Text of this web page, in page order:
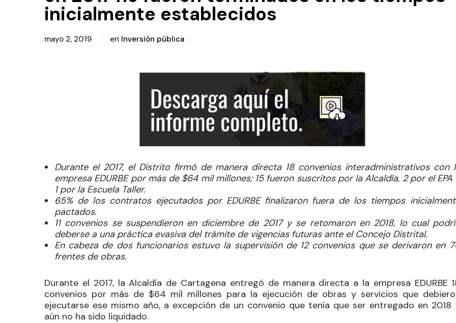
inicialmente establecidos
mayo 2, 2019 en Inversión pública
Durante el 2017, el Distrito firmó de manera directa 18 convenios interadministrativos con
empresa EDURBE por más de $64 mil millones; 15 fueron suscritos por la Alcaldía, 2 por el EPA
1 por la Escuela Taller.
65% de los contratos ejecutados por EDURBE finalizaron fuera de los tiempos
pactados.
11 convenios se suspendieron en diciembre de 2017 y se retomaron en 2018, lo cual
deberse a una práctica evasiva del trámite de vigencias futuras ante el Concejo Distrital.
En cabeza de dos funcionarios estuvo la supervisión de 12 convenios que se derivaron en
frentes de obras.
Durante el 2017, la Alcaldía de Cartagena entregó de manera directa a la empresa EDURBE
convenios por más de $64 mil millones para la ejecución de obras y servicios que
ejecutarse ese mismo año, a excepción de un convenio que tenía que ser entregado en 2018
aún no ha sido liquidado.